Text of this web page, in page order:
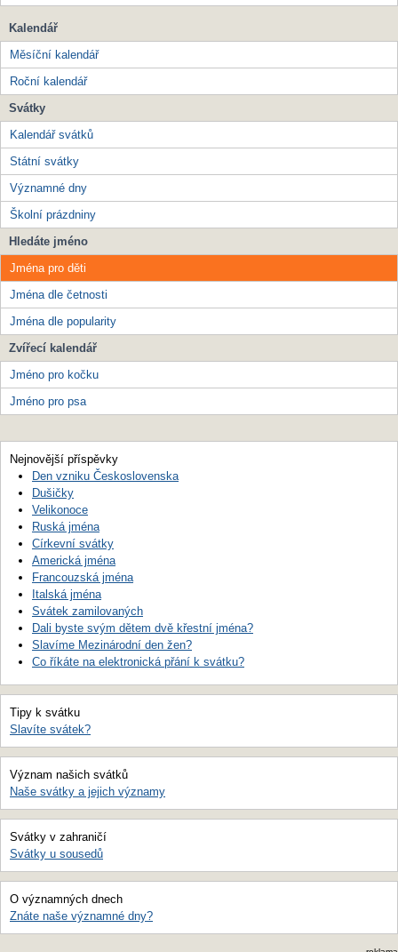
Kalendář
Měsíční kalendář
Roční kalendář
Svátky
Kalendář svátků
Státní svátky
Významné dny
Školní prázdniny
Hledáte jméno
Jména pro děti
Jména dle četnosti
Jména dle popularity
Zvířecí kalendář
Jméno pro kočku
Jméno pro psa
Nejnovější příspěvky
Den vzniku Československa
Dušičky
Velikonoce
Ruská jména
Církevní svátky
Americká jména
Francouzská jména
Italská jména
Svátek zamilovaných
Dali byste svým dětem dvě křestní jména?
Slavíme Mezinárodní den žen?
Co říkáte na elektronická přání k svátku?
Tipy k svátku
Slavíte svátek?
Význam našich svátků
Naše svátky a jejich významy
Svátky v zahraničí
Svátky u sousedů
O významných dnech
Znáte naše významné dny?